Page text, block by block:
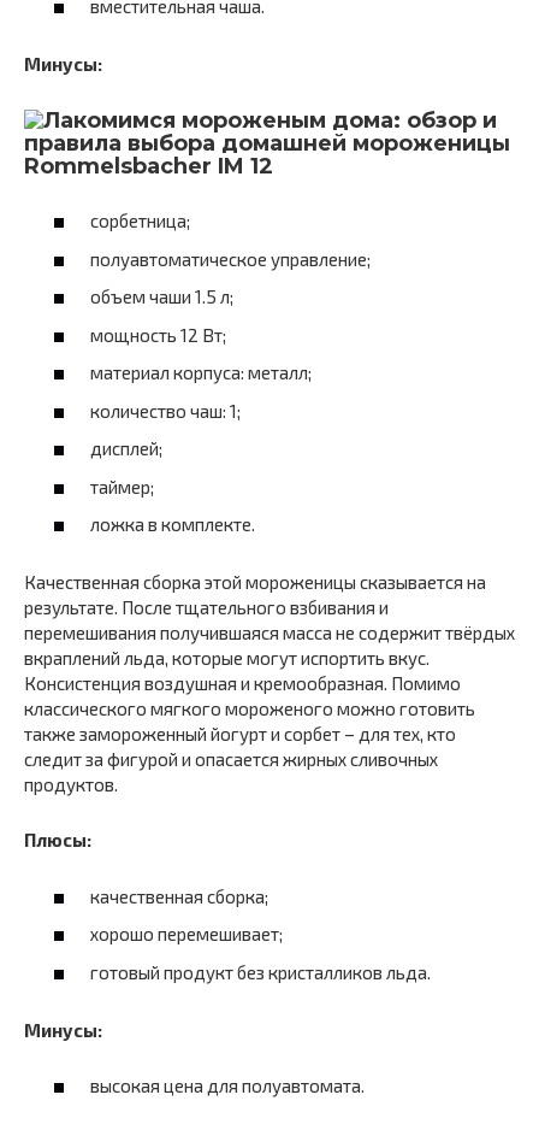
вместительная чаша.
Минусы:
Rommelsbacher IM 12
сорбетница;
полуавтоматическое управление;
объем чаши 1.5 л;
мощность 12 Вт;
материал корпуса: металл;
количество чаш: 1;
дисплей;
таймер;
ложка в комплекте.
Качественная сборка этой мороженицы сказывается на
результате. После тщательного взбивания и
перемешивания получившаяся масса не содержит твёрдых
вкраплений льда, которые могут испортить вкус.
Консистенция воздушная и кремообразная. Помимо
классического мягкого мороженого можно готовить
также замороженный йогурт и сорбет – для тех, кто
следит за фигурой и опасается жирных сливочных
продуктов.
Плюсы:
качественная сборка;
хорошо перемешивает;
готовый продукт без кристалликов льда.
Минусы:
высокая цена для полуавтомата.